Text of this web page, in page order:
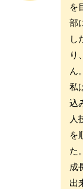
を
部
し
り
ん。
私
込
人
を
た
成
出